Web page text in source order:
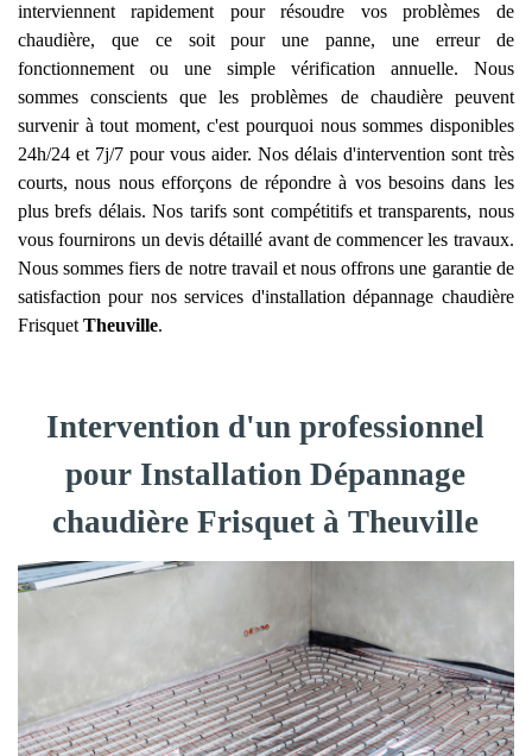
interviennent rapidement pour résoudre vos problèmes de
chaudière, que ce soit pour une panne, une erreur de
fonctionnement ou une simple vérification annuelle. Nous
sommes conscients que les problèmes de chaudière peuvent
survenir à tout moment, c'est pourquoi nous sommes disponibles
24h/24 et 7j/7 pour vous aider. Nos délais d'intervention sont très
courts, nous nous efforçons de répondre à vos besoins dans les
plus brefs délais. Nos tarifs sont compétitifs et transparents, nous
vous fournirons un devis détaillé avant de commencer les travaux.
Nous sommes fiers de notre travail et nous offrons une garantie de
satisfaction pour nos services d'installation dépannage chaudière
Frisquet Theuville.
Intervention d'un professionnel
pour Installation Dépannage
chaudière Frisquet à Theuville